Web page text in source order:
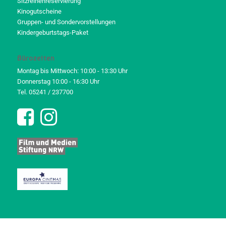
Kinogutscheine
Gruppen- und Sondervorstellungen
Kindergeburtstags-Paket
Bürozeiten
Montag bis Mittwoch: 10:00 - 13:30 Uhr
Donnerstag 10:00 - 16:30 Uhr
Tel. 05241 / 237700